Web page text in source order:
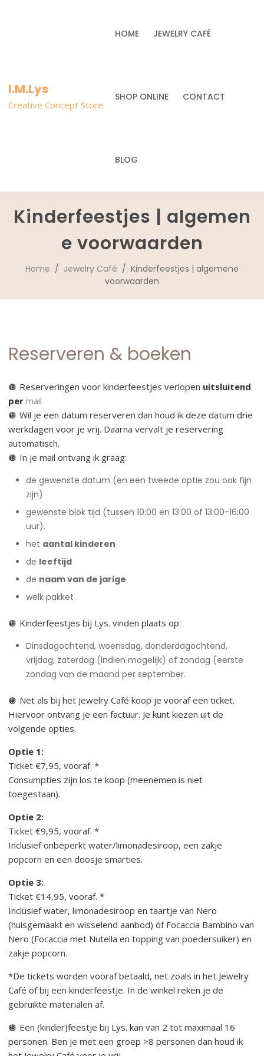
I.M.Lys
Creative Concept Store
HOME JEWELRY CAFÉ
SHOP ONLINE CONTACT
BLOG
Kinderfeestjes | algemen
e voorwaarden
Home / Jewelry Café / Kinderfeestjes | algemene
voorwaarden
Reserveren & boeken
🪩 Reserveringen voor kinderfeestjes verlopen uitsluitend
per mail
🪩 Wil je een datum reserveren dan houd ik deze datum drie
werkdagen voor je vrij. Daarna vervalt je reservering
automatisch.
🪩 In je mail ontvang ik graag:
de gewenste datum (en een tweede optie zou ook fijn
zijn)
gewenste blok tijd (tussen 10:00 en 13:00 of 13:00-16:00
uur).
het aantal kinderen
de leeftijd
de naam van de jarige
welk pakket
🪩 Kinderfeestjes bij Lys. vinden plaats op:
Dinsdagochtend, woensdag, donderdagochtend,
vrijdag, zaterdag (indien mogelijk) of zondag (eerste
zondag van de maand per september.
🪩 Net als bij het Jewelry Café koop je vooraf een ticket.
Hiervoor ontvang je een factuur. Je kunt kiezen uit de
volgende opties.
Optie 1:
Ticket €7,95, vooraf. *
Consumpties zijn los te koop (meenemen is niet
toegestaan).
Optie 2:
Ticket €9,95, vooraf. *
Inclusief onbeperkt water/limonadesiroop, een zakje
popcorn en een doosje smarties.
Optie 3:
Ticket €14,95, vooraf. *
Inclusief water, limonadesiroop en taartje van Nero
(huisgemaakt en wisselend aanbod) óf Focaccia Bambino van
Nero (Focaccia met Nutella en topping van poedersuiker) en
zakje popcorn.
*De tickets worden vooraf betaald, net zoals in het Jewelry
Café of bij een kinderfeestje. In de winkel reken je de
gebruikte materialen af.
🪩 Een (kinder)feestje bij Lys. kan van 2 tot maximaal 16
personen. Ben je met een groep >8 personen dan houd ik